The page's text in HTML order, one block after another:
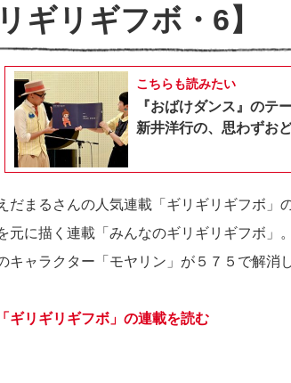
リギリギフボ・6】
こちらも読みたい
『おばけダンス』の
新井洋行の、思わずお
だまるさんの人気連載「ギリギリギフボ」
元に描く連載「みんなのギリギリギフボ」
キャラクター「モヤリン」が５７５で解消
「ギリギリギフボ」の連載を読む